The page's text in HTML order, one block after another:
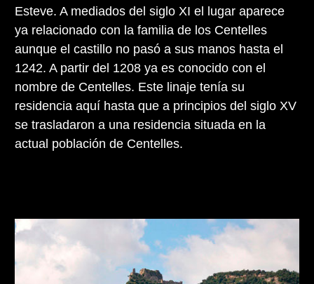
Esteve. A mediados del siglo XI el lugar aparece
ya relacionado con la familia de los Centelles
aunque el castillo no pasó a sus manos hasta el
1242. A partir del 1208 ya es conocido con el
nombre de Centelles. Este linaje tenía su
residencia aquí hasta que a principios del siglo XV
se trasladaron a una residencia situada en la
actual población de Centelles.